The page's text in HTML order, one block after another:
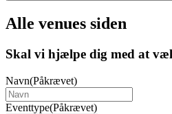
Alle venues siden
Skal vi hjælpe dig med at
Navn(Påkrævet)
Eventtype(Påkrævet)